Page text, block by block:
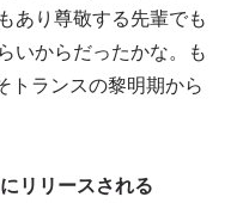
あり尊敬する先輩でも
いからだったかな。も
トランスの黎明期から
リリースされる